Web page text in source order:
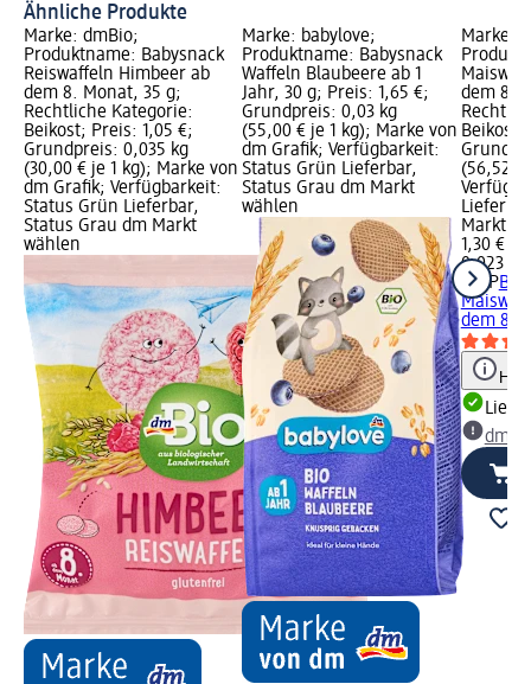
Ähnliche Produkte
Marke: dmBio;
Produktname: Babysnack
Reiswaffeln Himbeer ab
dem 8. Monat, 35 g;
Rechtliche Kategorie:
Beikost; Preis: 1,05 €;
Grundpreis: 0,035 kg
(30,00 € je 1 kg); Marke von
dm Grafik; Verfügbarkeit:
Status Grün Lieferbar,
Status Grau dm Markt
wählen
Marke: babylove;
Produktname: Babysnack
Waffeln Blaubeere ab 1
Jahr, 30 g; Preis: 1,65 €;
Grundpreis: 0,03 kg
(55,00 € je 1 kg); Marke von
dm Grafik; Verfügbarkeit:
Status Grün Lieferbar,
Status Grau dm Markt
wählen
Marke:
dem 8.
Beikost;
(56,52 €
Markt
1,30 €
0,023 kg
HiPP
dem 8.
dm